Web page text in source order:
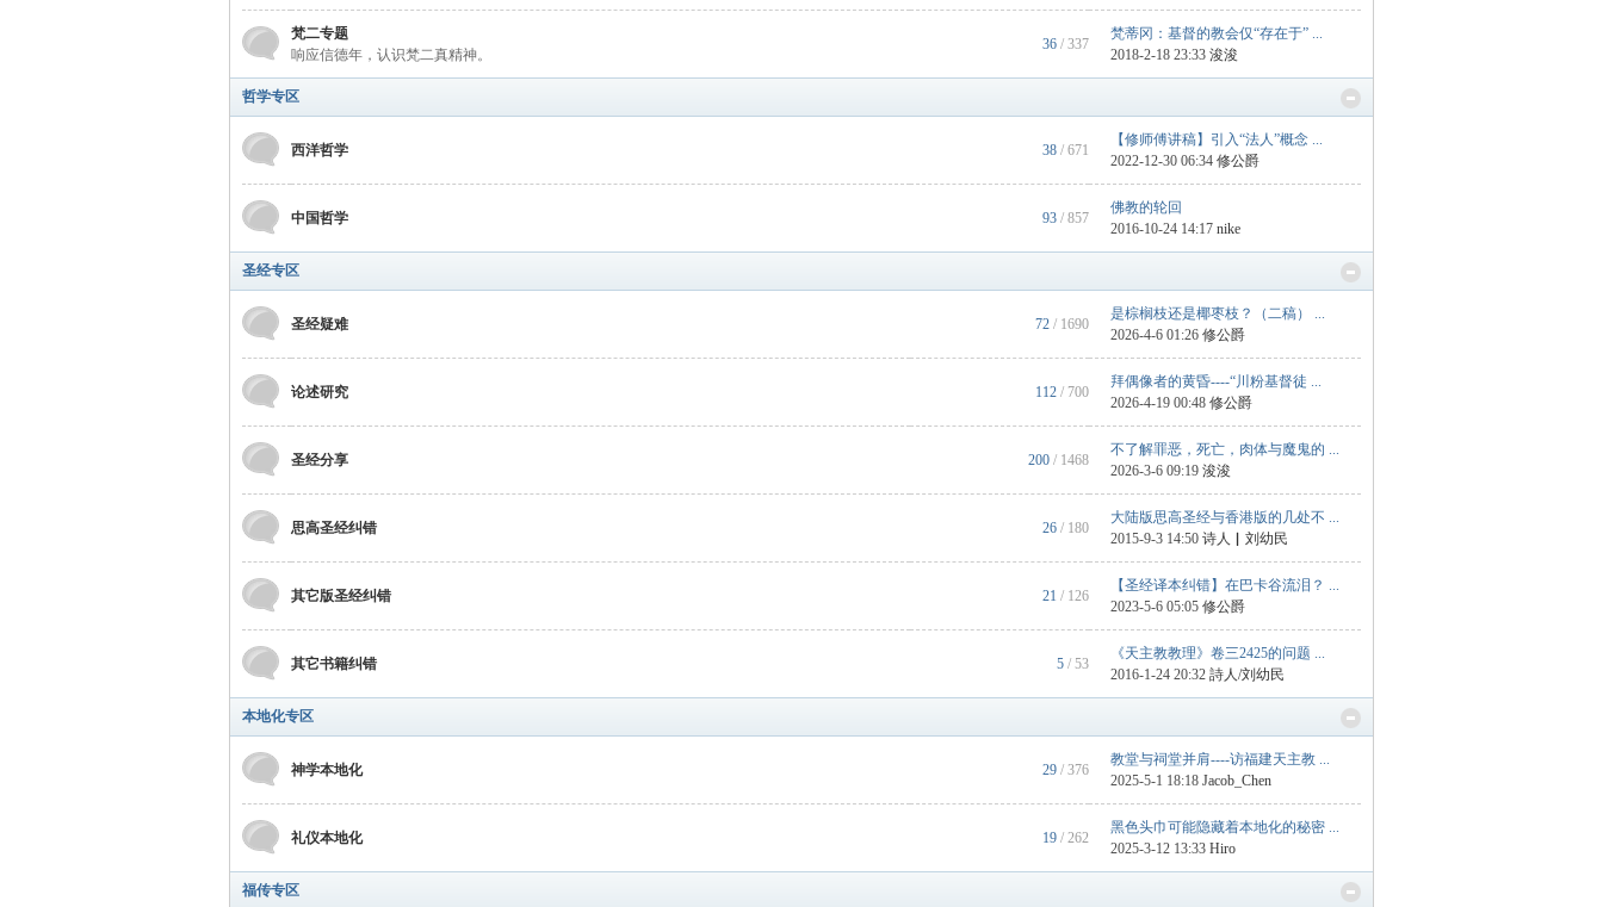
梵二专题
响应信德年，认识梵二真精神。
36 / 337
梵蒂冈：基督的教会仅“存在于” ...
2018-2-18 23:33 浚浚
哲学专区
西洋哲学 38 / 671
【修师傅讲稿】引入“法人”概念 ...
2022-12-30 06:34 修公爵
中国哲学 93 / 857
佛教的轮回
2016-10-24 14:17 nike
圣经专区
圣经疑难 72 / 1690
是棕榈枝还是椰枣枝？（二稿） ...
2026-4-6 01:26 修公爵
论述研究 112 / 700
拜偶像者的黄昏----“川粉基督徒 ...
2026-4-19 00:48 修公爵
圣经分享 200 / 1468
不了解罪恶，死亡，肉体与魔鬼的 ...
2026-3-6 09:19 浚浚
思高圣经纠错 26 / 180
大陆版思高圣经与香港版的几处不 ...
2015-9-3 14:50 诗人▏刘幼民
其它版圣经纠错 21 / 126
【圣经译本纠错】在巴卡谷流泪？ ...
2023-5-6 05:05 修公爵
其它书籍纠错 5 / 53
《天主教教理》卷三2425的问题 ...
2016-1-24 20:32 詩人/刘幼民
本地化专区
神学本地化 29 / 376
教堂与祠堂并肩----访福建天主教 ...
2025-5-1 18:18 Jacob_Chen
礼仪本地化 19 / 262
黑色头巾可能隐藏着本地化的秘密 ...
2025-3-12 13:33 Hiro
福传专区